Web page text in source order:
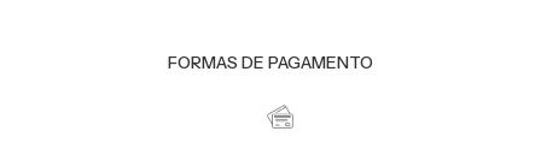
FORMAS DE PAGAMENTO